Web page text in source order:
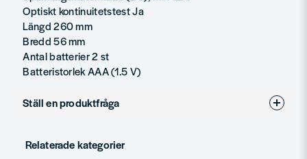
Optiskt kontinuitetstest Ja
Längd 260 mm
Bredd 56 mm
Antal batterier 2 st
Batteristorlek AAA (1.5 V)
Ställ en produktfråga
Fråga oss något om denna produkten...
Relaterade kategorier